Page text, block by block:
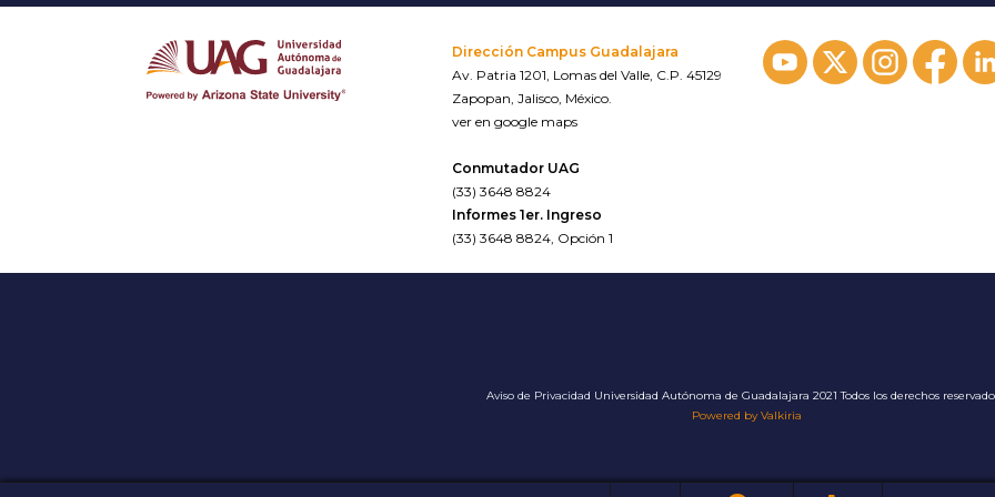
Dirección Campus Guadalajara
Av. Patria 1201, Lomas del Valle, C.P. 45129
Zapopan, Jalisco, México.
ver en google maps
Conmutador UAG
(33) 3648 8824
Informes 1er. Ingreso
(33) 3648 8824, Opción 1
Aviso de Privacidad Universidad Autónoma de Guadalajara 2021 Todos los derechos
Powered by Valkiria